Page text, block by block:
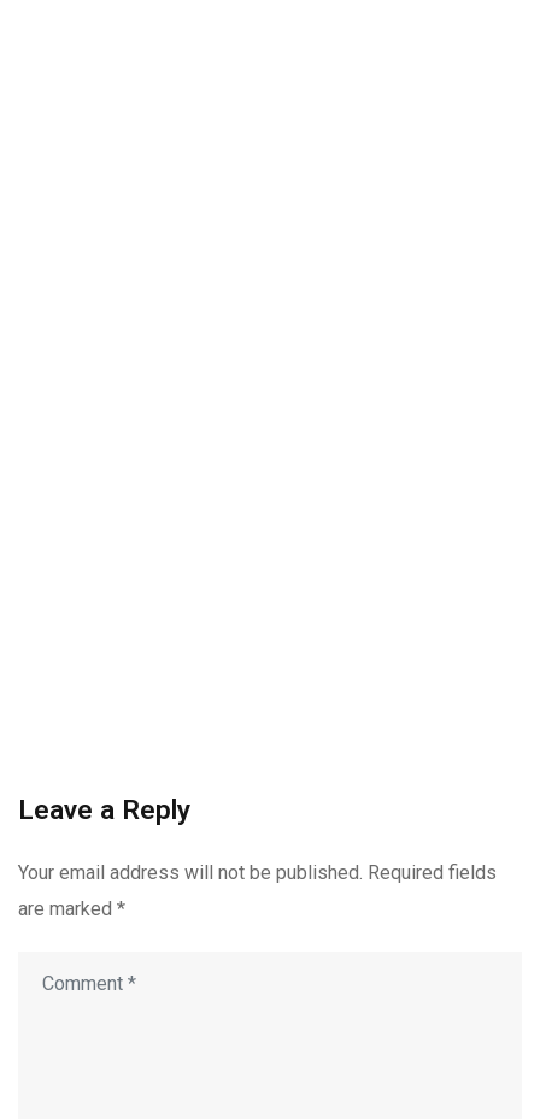
Leave a Reply
Your email address will not be published. Required fields
are marked *